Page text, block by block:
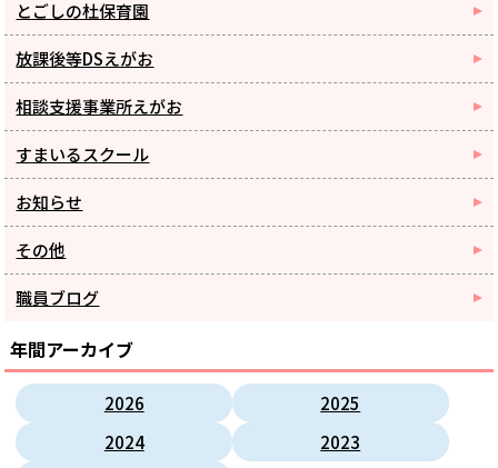
とごしの杜保育園
放課後等DSえがお
相談支援事業所えがお
すまいるスクール
お知らせ
その他
職員ブログ
年間アーカイブ
2026
2025
2024
2023